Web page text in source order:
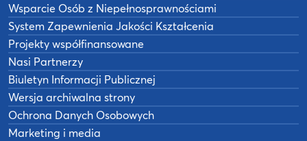
Wsparcie Osób z Niepełnosprawnościami
System Zapewnienia Jakości Kształcenia
Projekty współfinansowane
Nasi Partnerzy
Biuletyn Informacji Publicznej
Wersja archiwalna strony
Ochrona Danych Osobowych
Marketing i media